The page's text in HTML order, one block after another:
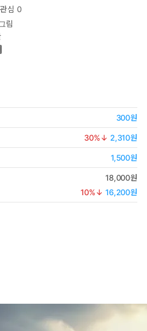
관심 0
림
300원
30%↓ 2,310원
1,500원
18,000원
10%↓ 16,200원